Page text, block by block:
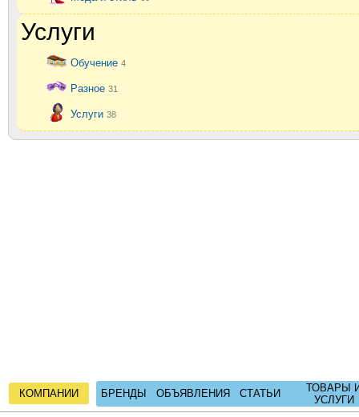
Услуги
Обучение 4
Разное 31
Услуги 38
КОМПАНИИ БРЕНДЫ ОБЪЯВЛЕНИЯ СТАТЬИ
ТОВАРЫ
УСЛУГИ